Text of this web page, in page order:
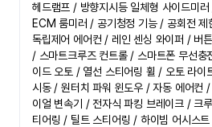
헤드램프 / 방향지시등 일체형 사이드미
ECM 룸미러 / 공기청정 기능 / 공회전
독립제어 에어컨 / 레인 센싱 와이퍼 / 버
/ 스마트크루즈 컨트롤 / 스마트폰 무선충
이드 오토 / 열선 스티어링 휠 / 오토 라이
시동 / 원터치 파워 윈도우 / 자동 에어컨
이얼 변속기 / 전자식 파킹 브레이크 / 크
티어링 / 틸트 스티어링 / 하이빔 어시스